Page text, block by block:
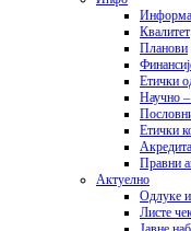
Квалитет
Планови
Етички
Научно –
Етички
Правни
Актуелно
Одлуке и
Листе